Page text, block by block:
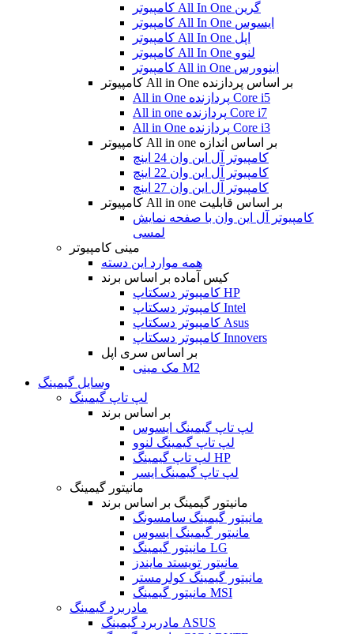
کامپیوتر All In One گرین
کامپیوتر All In One ایسوس
کامپیوتر All In One اپل
کامپیوتر All In One لنوو
کامپیوتر All in One اینوورس
کامپیوتر All in One بر اساس پردازنده
All in One پردازنده Core i5
All in one پردازنده Core i7
All in One پردازنده Core i3
کامپیوتر All in one بر اساس اندازه
کامپیوتر آل این وان 24 اینچ
کامپیوتر آل این وان 22 اینچ
کامپیوتر آل این وان 27 اینچ
کامپیوتر All in one بر اساس قابلیت
کامپیوتر آل این وان با صفحه نمایش
لمسی
مینی کامپیوتر
همه موارد این دسته
کیس آماده بر اساس برند
کامپیوتر دسکتاپ HP
کامپیوتر دسکتاپ Intel
کامپیوتر دسکتاپ Asus
کامپیوتر دسکتاپ Innovers
بر اساس سری اپل
مک مینی M2
وسایل گیمینگ
لپ تاپ گیمینگ
بر اساس برند
لپ تاپ گیمینگ ایسوس
لپ تاپ گیمینگ لنوو
لپ تاپ گیمینگ HP
لپ تاپ گیمینگ ایسر
مانیتور گیمینگ
مانیتور گیمینگ بر اساس برند
مانیتور گیمینگ سامسونگ
مانیتور گیمینگ ایسوس
مانیتور گیمینگ LG
مانیتور تویستد مایندز
مانیتور گیمینگ کولرمستر
مانیتور گیمینگ MSI
مادربرد گیمینگ
مادربرد گیمینگ ASUS